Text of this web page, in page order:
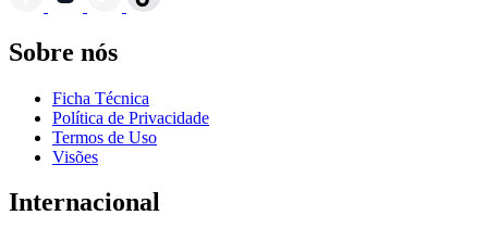
Sobre nós
Ficha Técnica
Política de Privacidade
Termos de Uso
Visões
Internacional